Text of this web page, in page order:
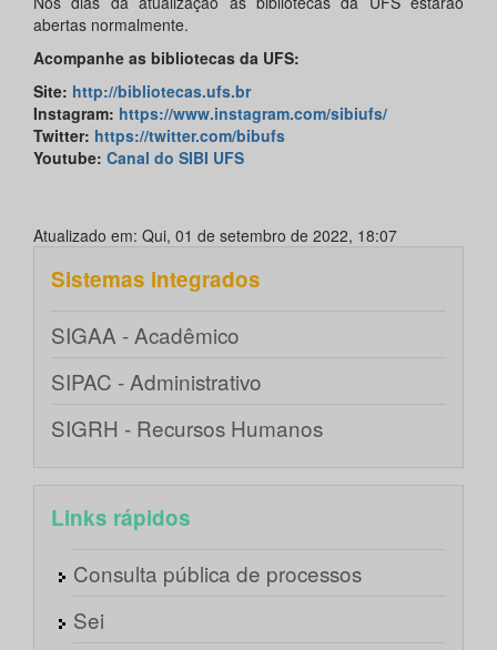
abertas normalmente.
Acompanhe as bibliotecas da UFS:
Site: http://bibliotecas.ufs.br
Instagram: https://www.instagram.com/sibiufs/
Twitter: https://twitter.com/bibufs
Youtube: Canal do SIBI UFS
Atualizado em: Qui, 01 de setembro de 2022, 18:07
Sistemas integrados
SIGAA - Acadêmico
SIPAC - Administrativo
SIGRH - Recursos Humanos
Links rápidos
Consulta pública de processos
Sei